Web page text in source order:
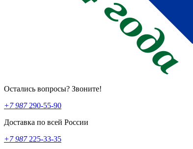
Остались вопросы? Звоните!
+7 987290-55-90
Доставка по всей России
+7 987225-33-35